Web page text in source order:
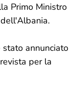
Primo Ministro
annunciato
per la